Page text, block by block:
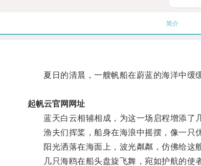
简介
夏日的清晨，一艘帆船在蔚蓝的海洋中缓缓
起帆云官网网址
蓝天白云相辅相成，为这一场启程增添了几
渔夫们挥桨，船身在海浪中摇摆，像一只优
阳光洒落在海面上，波光粼粼，仿佛给这艘
几只海鸥在船头盘旋飞舞，宛如护航的使者